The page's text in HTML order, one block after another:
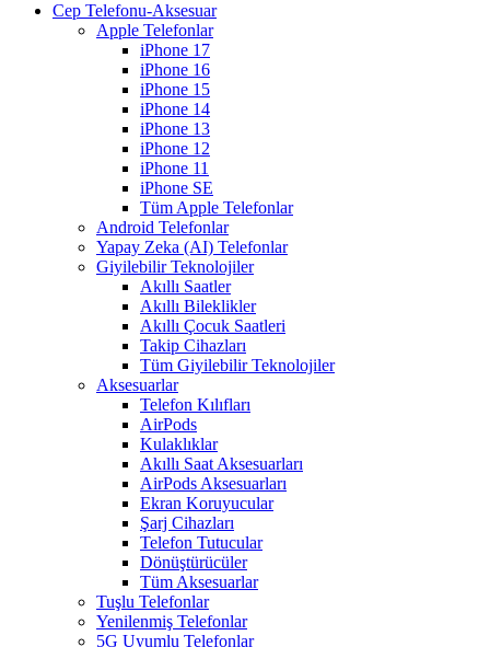
Cep Telefonu-Aksesuar
Apple Telefonlar
iPhone 17
iPhone 16
iPhone 15
iPhone 14
iPhone 13
iPhone 12
iPhone 11
iPhone SE
Tüm Apple Telefonlar
Android Telefonlar
Yapay Zeka (AI) Telefonlar
Giyilebilir Teknolojiler
Akıllı Saatler
Akıllı Bileklikler
Akıllı Çocuk Saatleri
Takip Cihazları
Tüm Giyilebilir Teknolojiler
Aksesuarlar
Telefon Kılıfları
AirPods
Kulaklıklar
Akıllı Saat Aksesuarları
AirPods Aksesuarları
Ekran Koruyucular
Şarj Cihazları
Telefon Tutucular
Dönüştürücüler
Tüm Aksesuarlar
Tuşlu Telefonlar
Yenilenmiş Telefonlar
5G Uyumlu Telefonlar